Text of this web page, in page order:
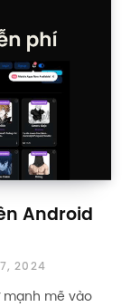
Android
7, 2024
mạnh mẽ vào